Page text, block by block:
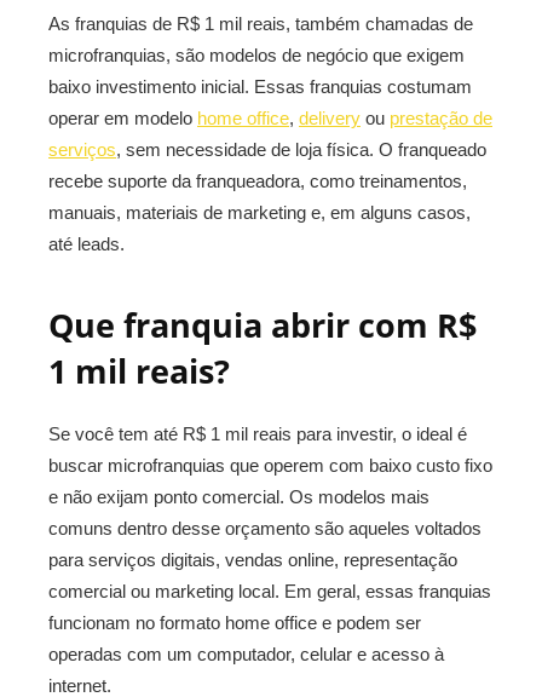
As franquias de R$ 1 mil reais, também chamadas de
microfranquias, são modelos de negócio que exigem
baixo investimento inicial. Essas franquias costumam
operar em modelo home office, delivery ou prestação de
serviços, sem necessidade de loja física. O franqueado
recebe suporte da franqueadora, como treinamentos,
manuais, materiais de marketing e, em alguns casos,
até leads.
Que franquia abrir com R$
1 mil reais?
Se você tem até R$ 1 mil reais para investir, o ideal é
buscar microfranquias que operem com baixo custo fixo
e não exijam ponto comercial. Os modelos mais
comuns dentro desse orçamento são aqueles voltados
para serviços digitais, vendas online, representação
comercial ou marketing local. Em geral, essas franquias
funcionam no formato home office e podem ser
operadas com um computador, celular e acesso à
internet.